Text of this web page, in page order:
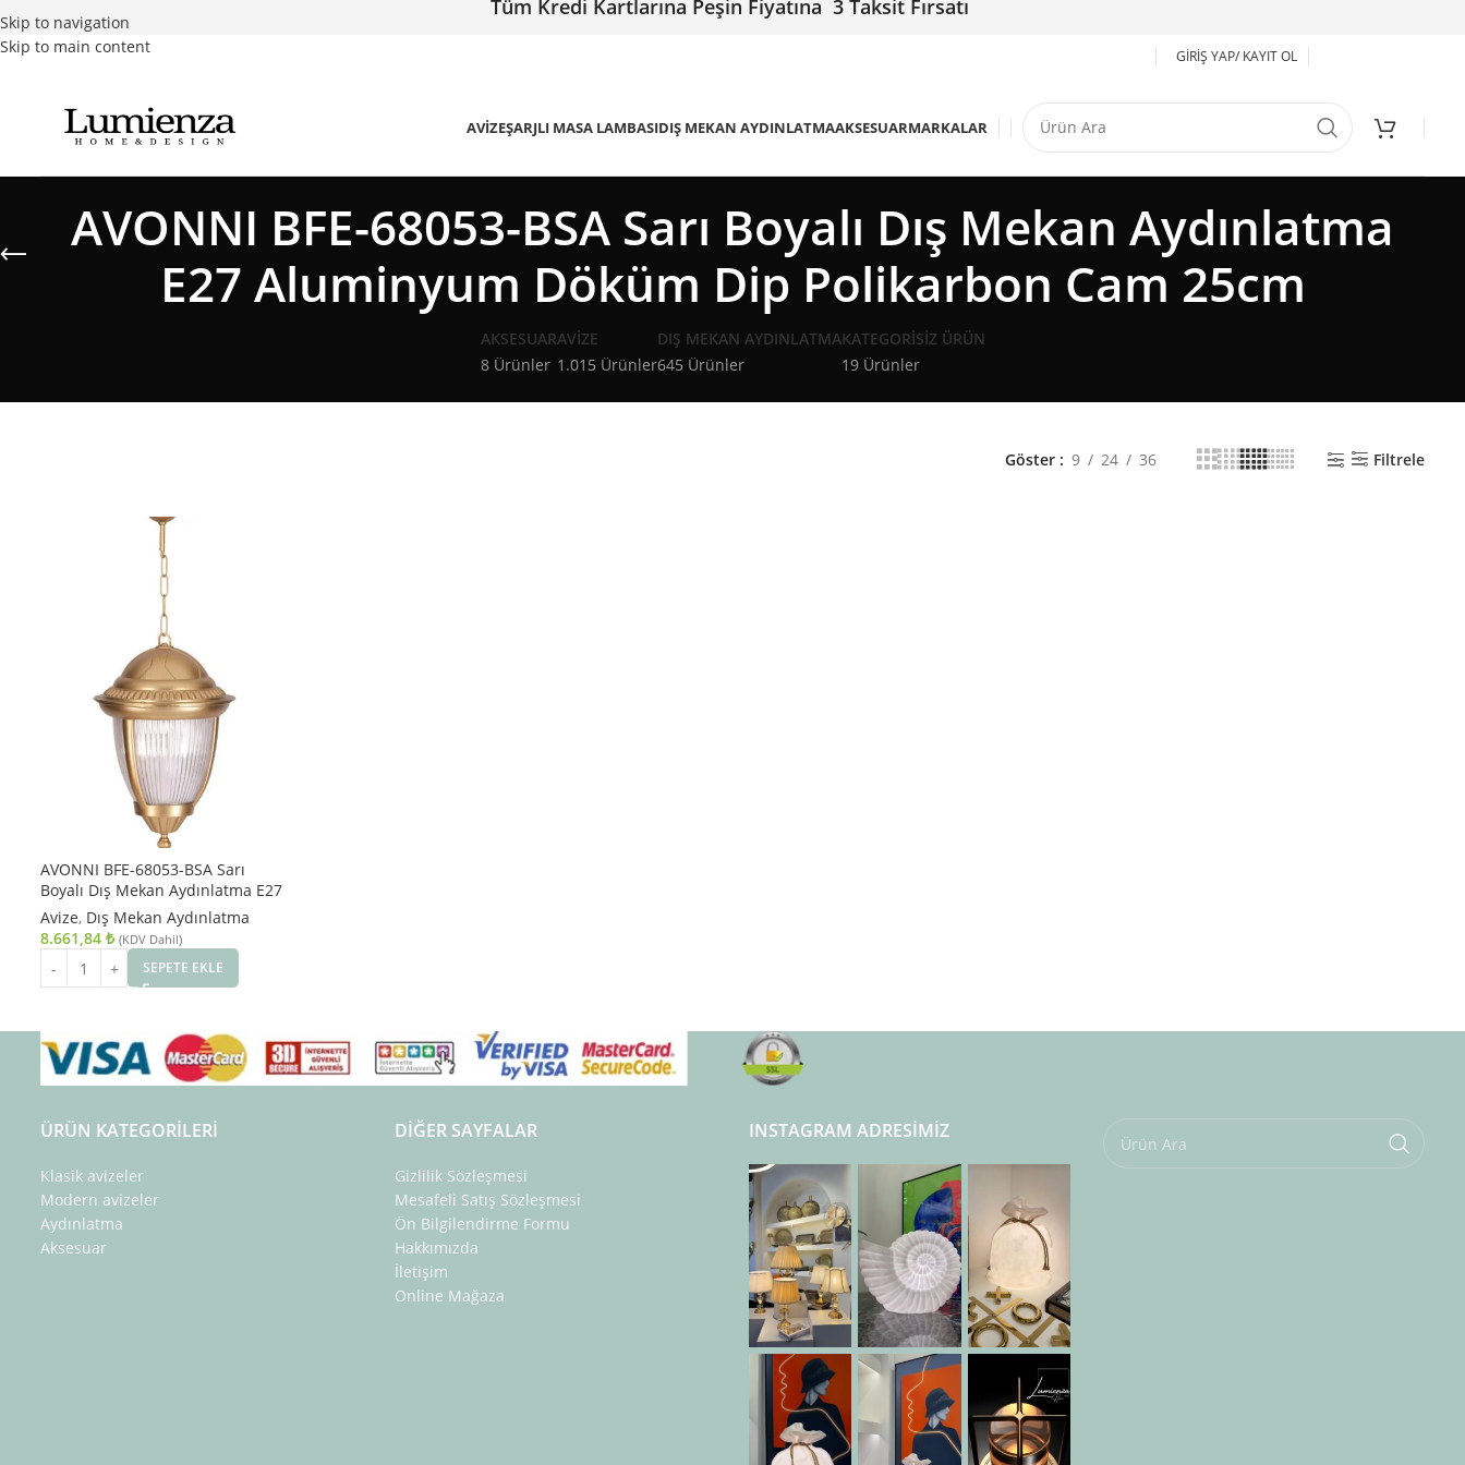
Skip to navigation
Skip to main content
Tüm Kredi Kartlarına Peşin Fiyatına 3 Taksit Fırsatı
GIRIŞ YAP/ KAYIT OL
AVIZEŞARJLI MASA LAMBASIDIŞ MEKAN AYDINLATMAAKSESUARMARKALAR
AVONNI BFE-68053-BSA Sarı Boyalı Dış Mekan Aydınlatma
E27 Aluminyum Döküm Dip Polikarbon Cam 25cm
AKSESUAR
8 Ürünler
AVIZE
1.015 Ürünler
DIŞ MEKAN AYDINLATMA
645 Ürünler
KATEGORISIZ ÜRÜN
19 Ürünler
Göster 9 24 36 Filtrele
AVONNI BFE-68053-BSA Sarı
Boyalı Dış Mekan Aydınlatma E27
Aluminyum Döküm Dip Polikarbon
Cam 25cm
Avize, Dış Mekan Aydınlatma
8.661,84 ₺ (KDV Dahil)
SEPETE EKLE
ÜRÜN KATEGORILERI
Klasik avizeler
Modern avizeler
Aydınlatma
Aksesuar
DIĞER SAYFALAR
Gizlilik Sözleşmesi
Mesafeli Satış Sözleşmesi
Ön Bilgilendirme Formu
Hakkımızda
İletişim
Online Mağaza
INSTAGRAM ADRESIMIZ